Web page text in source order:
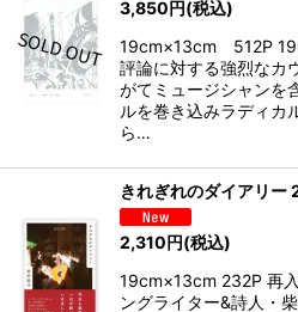
3,850円(税込)
19cm×13cm 512P
評論に対する強烈なカ
がてミュージシャンを
ルを巻き込みラディカ
ら…
きれぎれのダイアリ
2,310円(税込)
19cm×13cm 232P 再
ングライター&詩人・